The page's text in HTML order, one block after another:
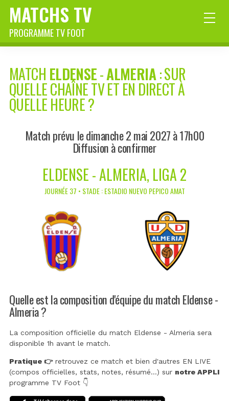
MATCHS TV
PROGRAMME TV FOOT
MATCH ELDENSE-ALMERIA: SUR
QUELLE CHAÎNE TV ET EN DIRECT À
QUELLE HEURE ?
Match prévu le dimanche 2 mai 2027 à 17h00
Diffusion à confirmer
ELDENSE - ALMERIA, LIGA 2
JOURNÉE 37 • STADE : ESTADIO NUEVO PEPICO AMAT
Quelle est la composition d'équipe du match Eldense -
Almeria ?
La composition officielle du match Eldense - Almeria sera
disponible 1h avant le match.
Pratique 👉retrouvez ce match et bien d'autres EN LIVE
(compos officielles, stats, notes, résumé...) sur notre APPLI
programme TV Foot 👇